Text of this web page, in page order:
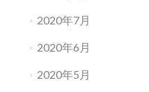
2020年7月
2020年6月
2020年5月